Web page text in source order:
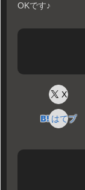
OKです♪
X
はてブ